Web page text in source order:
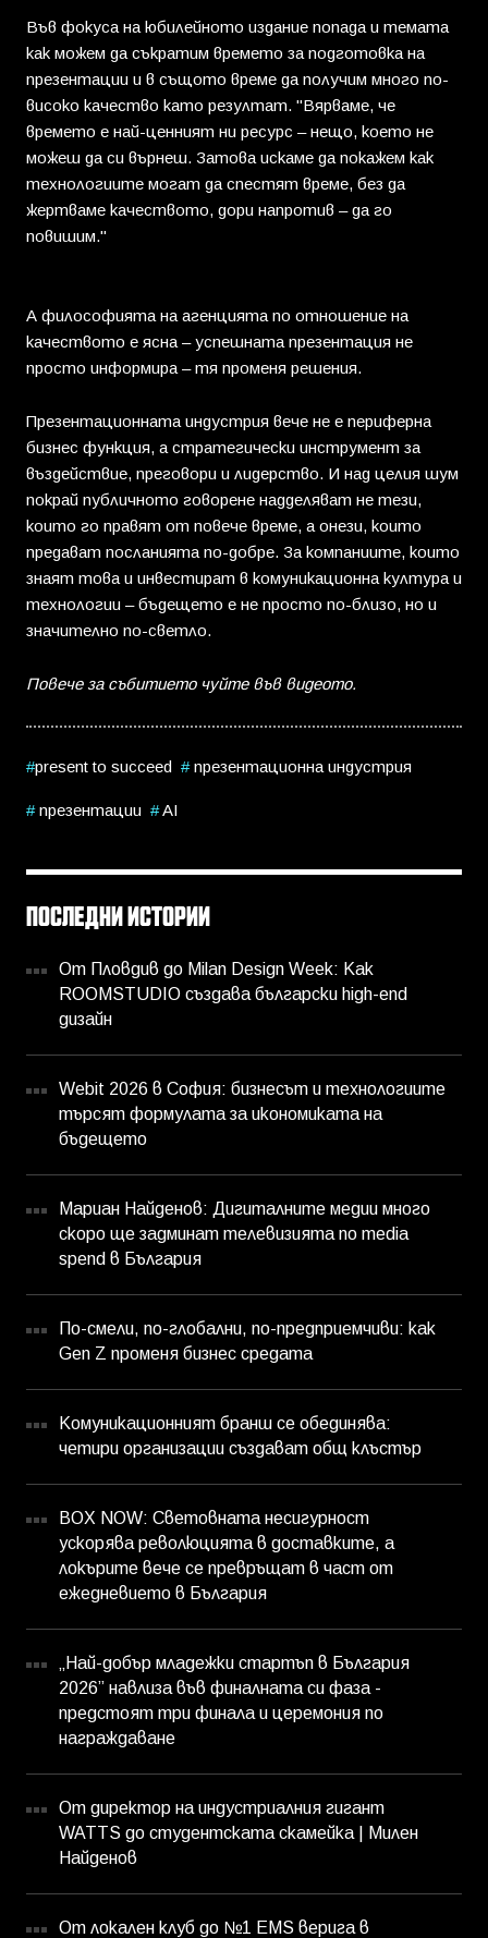
Във фокуса на юбилейното издание попада и темата
как можем да съкратим времето за подготовка на
презентации и в същото време да получим много по-
високо качество като резултат. "Вярваме, че
времето е най-ценният ни ресурс – нещо, което не
можеш да си върнеш. Затова искаме да покажем как
технологиите могат да спестят време, без да
жертваме качеството, дори напротив – да го
повишим."
А философията на агенцията по отношение на
качеството е ясна – успешната презентация не
просто информира – тя променя решения.
Презентационната индустрия вече не е периферна
бизнес функция, а стратегически инструмент за
въздействие, преговори и лидерство. И над целия шум
покрай публичното говорене надделяват не тези,
които го правят от повече време, а онези, които
предават посланията по-добре. За компаниите, които
знаят това и инвестират в комуникационна култура и
технологии – бъдещето е не просто по-близо, но и
значително по-светло.
Повече за събитието чуйте във видеото.
present to succeed презентационна индустрия
презентации AI
ПОСЛЕДНИ ИСТОРИИ
От Пловдив до Milan Design Week: Как
ROOMSTUDIO създава български high-end
дизайн
Webit 2026 в София: бизнесът и технологиите
търсят формулата за икономиката на
бъдещето
Мариан Найденов: Дигиталните медии много
скоро ще задминат телевизията по media
spend в България
По-смели, по-глобални, по-предприемчиви: как
Gen Z променя бизнес средата
Комуникационният бранш се обединява:
четири организации създават общ клъстър
BOX NOW: Световната несигурност
ускорява революцията в доставките, а
локърите вече се превръщат в част от
ежедневието в България
„Най-добър младежки стартъп в България
2026” навлиза във финалната си фаза -
предстоят три финала и церемония по
награждаване
От директор на индустриалния гигант
WATTS до студентската скамейка | Милен
Найденов
От локален клуб до №1 EMS верига в